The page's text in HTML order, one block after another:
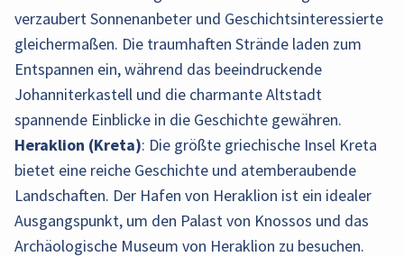
verzaubert Sonnenanbeter und Geschichtsinteressierte
gleichermaßen. Die traumhaften Strände laden zum
Entspannen ein, während das beeindruckende
Johanniterkastell und die charmante Altstadt
spannende Einblicke in die Geschichte gewähren.
Heraklion (Kreta): Die größte griechische Insel Kreta
bietet eine reiche Geschichte und atemberaubende
Landschaften. Der Hafen von Heraklion ist ein idealer
Ausgangspunkt, um den Palast von Knossos und das
Archäologische Museum von Heraklion zu besuchen.